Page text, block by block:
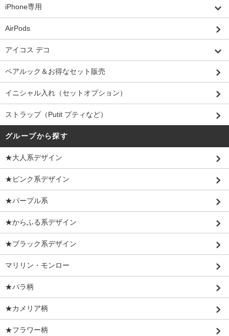
iPhone専用
AirPods
アイコス デコ
ペアルック＆お得なセット販売
イニシャル入れ（セットオプション）
ストラップ（Putit プティなど）
グループから探す
★大人系デザイン
★ピンク系デザイン
★パープル系
★からふる系デザイン
★ブラック系デザイン
マリリン・モンロー
★バラ柄
★カメリア柄
★フラワー柄